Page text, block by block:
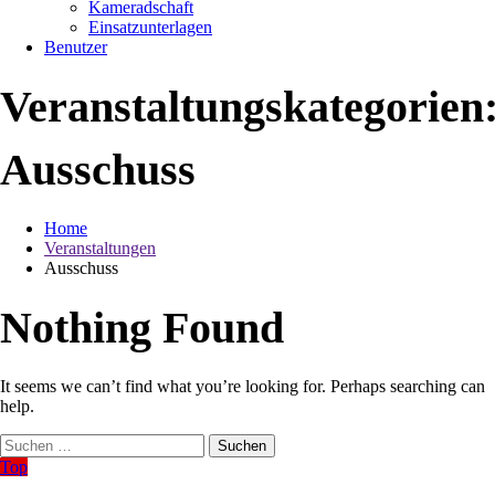
Kameradschaft
Einsatzunterlagen
Benutzer
Ausschuss
Home
Veranstaltungen
Ausschuss
Nothing Found
It seems we can’t find what you’re looking for. Perhaps searching can
help.
Suchen
nach:
Top